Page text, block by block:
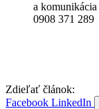
a
0908 371 289
Zdieľať článok:
Facebook LinkedIn